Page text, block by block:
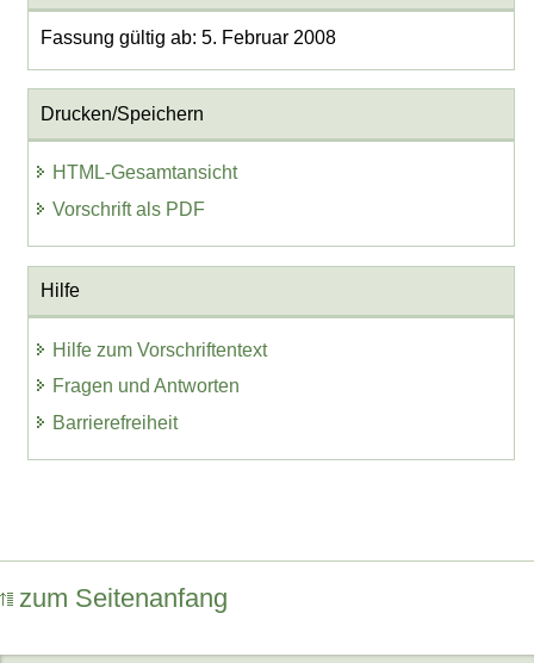
Fassung gültig ab: 5. Februar 2008
Drucken/Speichern
HTML-Gesamtansicht
Vorschrift als PDF
Hilfe
Hilfe zum Vorschriftentext
Fragen und Antworten
Barrierefreiheit
zum Seitenanfang